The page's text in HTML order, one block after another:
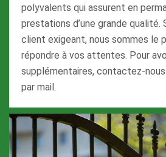
polyvalents qui assurent en
prestations d’une grande qualité.
client exigeant, nous sommes le
répondre à vos attentes. Pour
supplémentaires, contactez-
par mail.